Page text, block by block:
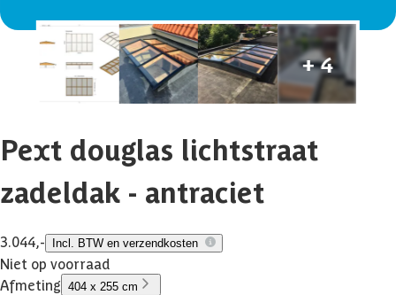
Pext douglas lichtstraat
zadeldak - antraciet
3.044,- Incl. BTW en verzendkosten
Niet op voorraad
Afmeting 404 x 255 cm